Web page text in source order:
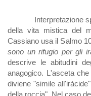
Interpretazione
della vita mistica del
Cassiano usa il Salmo
sono un rifugio per gli
descrive le abitudini
anagogico. L'asceta
diviene "simile
della roccia". Nel caso